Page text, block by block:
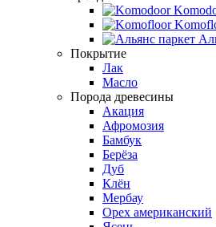
Покрытие
Лак
Масло
Порода древесины
Акация
Афромозия
Бамбук
Берёза
Дуб
Клён
Мербау
Орех американский